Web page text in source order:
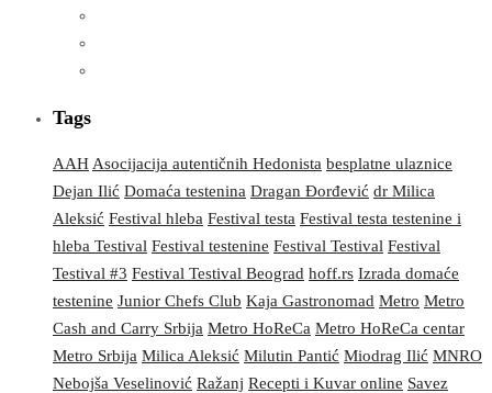
Tags
AAH Asocijacija autentičnih Hedonista besplatne ulaznice
Dejan Ilić Domaća testenina Dragan Đorđević dr Milica
Aleksić Festival hleba Festival testa Festival testa testenine i
hleba Testival Festival testenine Festival Testival Festival
Testival #3 Festival Testival Beograd hoff.rs Izrada domaće
testenine Junior Chefs Club Kaja Gastronomad Metro Metro
Cash and Carry Srbija Metro HoReCa Metro HoReCa centar
Metro Srbija Milica Aleksić Milutin Pantić Miodrag Ilić MNRO
Nebojša Veselinović Ražanj Recepti i Kuvar online Savez